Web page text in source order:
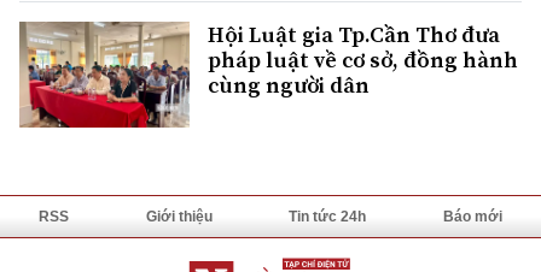
Hội Luật gia Tp.Cần Thơ đưa
pháp luật về cơ sở, đồng hành
cùng người dân
RSS Giới thiệu Tin tức 24h Báo mới